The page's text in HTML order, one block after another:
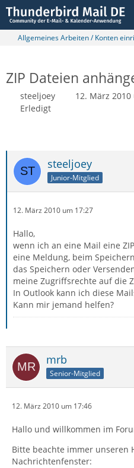
Allgemeines Arbeiten / Konten
ZIP Dateien
steeljoey 12. März
Erledigt
steeljoey
Junior-Mitglied
12. März 2010 um 17:27
Hallo,
wenn ich an eine Mail eine
eine Meldung, beim
das Speichern oder
meine Zugriffsrechte auf die
In Outlook kann ich diese
Kann mir jemand helfen?
mrb
Senior-Mitglied
12. März 2010 um 17:46
Hallo und willkommen im
Bitte beachte immer unseren
Nachrichtenfenster: